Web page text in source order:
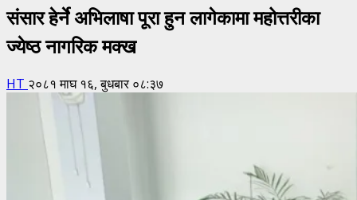
संसार हेर्ने अभिलाषा पूरा हुन लागेकामा महोत्तरीका
ज्येष्ठ नागरिक मक्ख
HT २०८१ माघ १६, बुधबार ०८:३७